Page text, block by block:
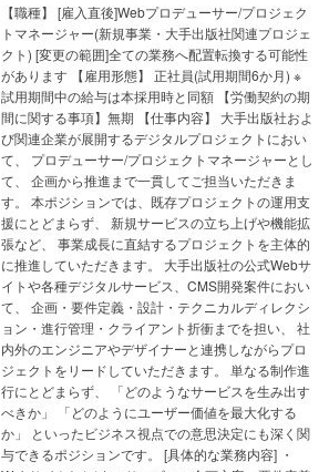
【職種】 [雇入直後]Webプロデューサー/プロジェク
トマネージャー(新規事業・大手出版社関連プロジェ
クト) [変更の範囲]全ての業務へ配置転換する可能性
があります 【雇用形態】 正社員(試用期間6か月) ※
試用期間中の給与は本採用時と同額 【労働契約の期
間に関する事項】無期 【仕事内容】 大手出版社およ
び関連企業が展開するデジタルプロジェクトにおい
て、 プロデューサー/プロジェクトマネージャーとし
て、 企画から推進まで一貫してご担当いただきま
す。 本ポジションでは、既存プロジェクトの運用支
援にとどまらず、 新規サービスの立ち上げや機能拡
張など、 事業成長に直結するプロジェクトを主体的
に推進していただきます。 大手出版社の公式Webサ
イトや各種デジタルサービス、CMS開発案件におい
て、 企画・要件定義・設計・テクニカルディレクシ
ョン・進行管理・クライアント折衝までを担い、 社
内外のエンジニアやデザイナーと連携しながらプロ
ジェクトをリードしていただきます。 単なる制作進
行にとどまらず、 「どのようなサービスを生み出す
べきか」 「どのようにユーザー価値を最大化する
か」 といったビジネス視点での意思決定にも深く関
与できるポジションです。 [具体的な業務内容] ・